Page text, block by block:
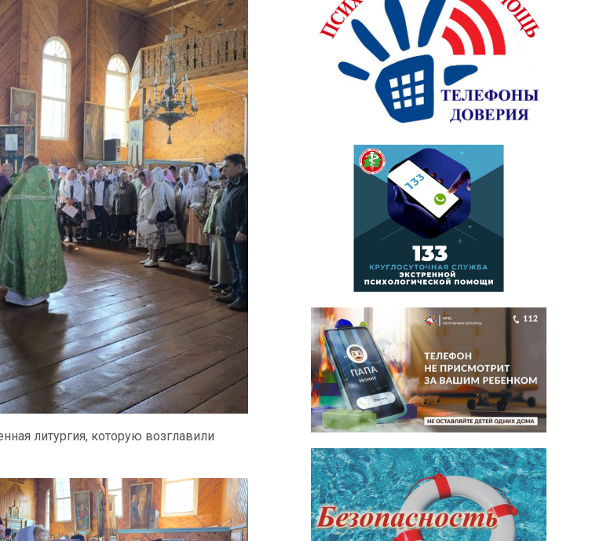
литургия, которую возглавили